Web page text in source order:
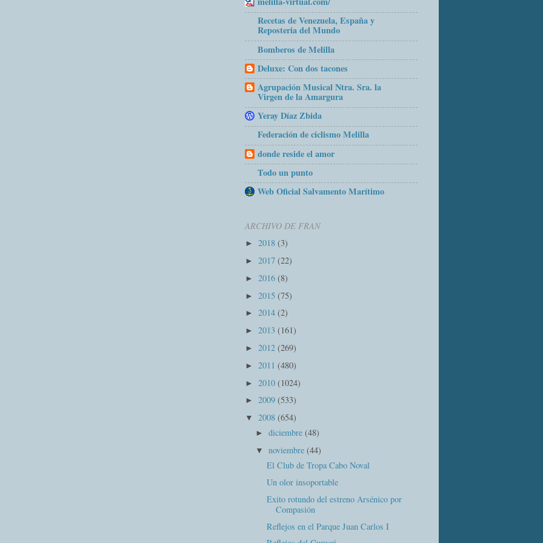
Recetas de Venezuela, España y
Reposteria del Mundo
Bomberos de Melilla
Deluxe: Con dos tacones
Agrupación Musical Ntra. Sra. la
Virgen de la Amargura
Yeray Díaz Zbida
Federación de ciclismo Melilla
donde reside el amor
Todo un punto
Web Oficial Salvamento Marítimo
ARCHIVO DE FRAN
► 2018 (3)
► 2017 (22)
► 2016 (8)
► 2015 (75)
► 2014 (2)
► 2013 (161)
► 2012 (269)
► 2011 (480)
► 2010 (1024)
► 2009 (533)
▼ 2008 (654)
►diciembre(48)
▼noviembre(44)
El Club de Tropa Cabo Noval
Un olor insoportable
Exito rotundo del estreno Arsénico por
Compasión
Reflejos en el Parque Juan Carlos I